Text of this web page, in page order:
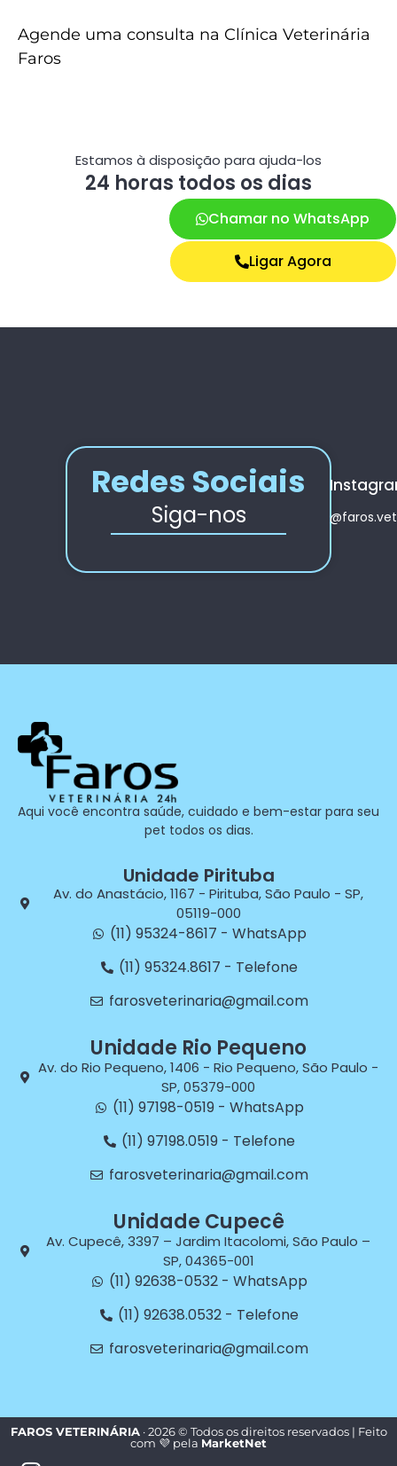
Agende uma consulta na Clínica Veterinária
Faros
Estamos à disposição para ajuda-los
24 horas todos os dias
Chamar no WhatsApp
Ligar Agora
Redes Sociais
Siga-nos @faros.vet
Aqui você encontra saúde, cuidado e bem-estar para seu
pet todos os dias.
Unidade Pirituba
Av. do Anastácio, 1167 - Pirituba, São Paulo - SP,
05119-000
(11) 95324-8617 - WhatsApp
(11) 95324.8617 - Telefone
farosveterinaria@gmail.com
Unidade Rio Pequeno
Av. do Rio Pequeno, 1406 - Rio Pequeno, São Paulo -
SP, 05379-000
(11) 97198-0519 - WhatsApp
(11) 97198.0519 - Telefone
farosveterinaria@gmail.com
Unidade Cupecê
Av. Cupecê, 3397 – Jardim Itacolomi, São Paulo –
SP, 04365-001
(11) 92638-0532 - WhatsApp
(11) 92638.0532 - Telefone
farosveterinaria@gmail.com
FAROS VETERINÁRIA· 2026 © Todos os direitos reservados | Feito
com 💜 pela MarketNet